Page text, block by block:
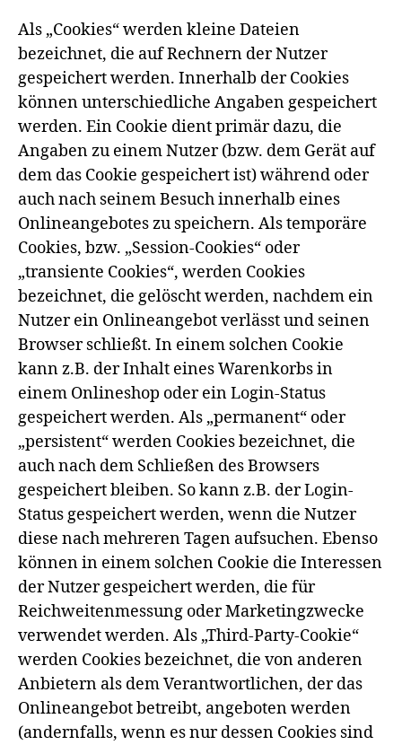
Als „Cookies“ werden kleine Dateien
bezeichnet, die auf Rechnern der Nutzer
gespeichert werden. Innerhalb der Cookies
können unterschiedliche Angaben gespeichert
werden. Ein Cookie dient primär dazu, die
Angaben zu einem Nutzer (bzw. dem Gerät auf
dem das Cookie gespeichert ist) während oder
auch nach seinem Besuch innerhalb eines
Onlineangebotes zu speichern. Als temporäre
Cookies, bzw. „Session-Cookies“ oder
„transiente Cookies“, werden Cookies
bezeichnet, die gelöscht werden, nachdem ein
Nutzer ein Onlineangebot verlässt und seinen
Browser schließt. In einem solchen Cookie
kann z.B. der Inhalt eines Warenkorbs in
einem Onlineshop oder ein Login-Status
gespeichert werden. Als „permanent“ oder
„persistent“ werden Cookies bezeichnet, die
auch nach dem Schließen des Browsers
gespeichert bleiben. So kann z.B. der Login-
Status gespeichert werden, wenn die Nutzer
diese nach mehreren Tagen aufsuchen. Ebenso
können in einem solchen Cookie die Interessen
der Nutzer gespeichert werden, die für
Reichweitenmessung oder Marketingzwecke
verwendet werden. Als „Third-Party-Cookie“
werden Cookies bezeichnet, die von anderen
Anbietern als dem Verantwortlichen, der das
Onlineangebot betreibt, angeboten werden
(andernfalls, wenn es nur dessen Cookies sind